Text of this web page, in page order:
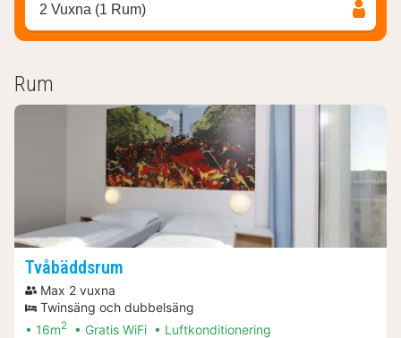
2 Vuxna (1 Rum)
Rum
Tvåbäddsrum
Max 2 vuxna
Twinsäng och dubbelsäng
16m2 Gratis WiFi Luftkonditionering